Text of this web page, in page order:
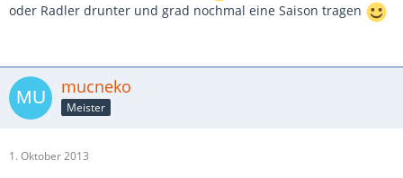
oder Radler drunter und grad nochmal eine Saison tragen
mucneko
Meister
1. Oktober 2013